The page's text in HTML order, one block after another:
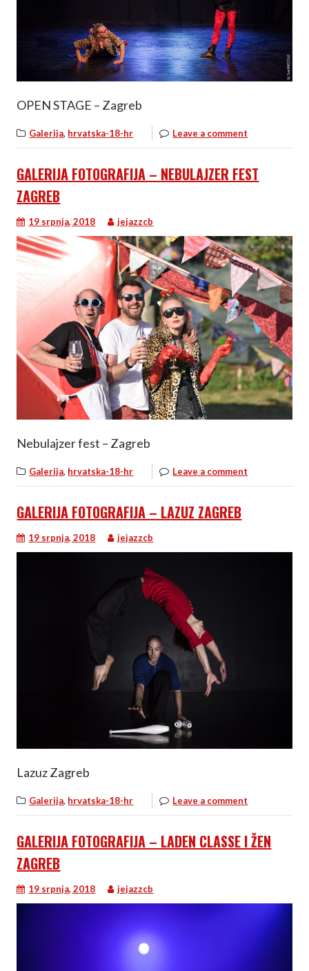
OPEN STAGE – Zagreb
Galerija, hrvatska-18-hr Leave a comment
GALERIJA FOTOGRAFIJA – NEBULAJZER FEST
ZAGREB
19 srpnja, 2018 jejazzcb
Nebulajzer fest – Zagreb
Galerija, hrvatska-18-hr Leave a comment
GALERIJA FOTOGRAFIJA – LAZUZ ZAGREB
19 srpnja, 2018 jejazzcb
Lazuz Zagreb
Galerija, hrvatska-18-hr Leave a comment
GALERIJA FOTOGRAFIJA – LADEN CLASSE I ŽEN
ZAGREB
19 srpnja, 2018 jejazzcb